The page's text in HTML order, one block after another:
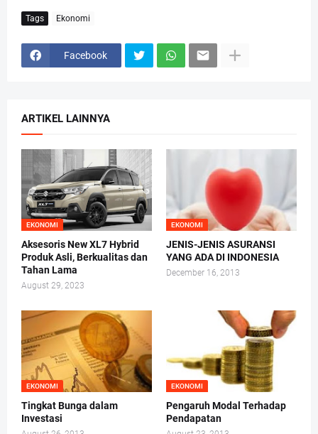
Tags Ekonomi
Facebook
ARTIKEL LAINNYA
EKONOMI
Aksesoris New XL7 Hybrid
Produk Asli, Berkualitas dan
Tahan Lama
August 29, 2023
EKONOMI
JENIS-JENIS ASURANSI
YANG ADA DI INDONESIA
December 16, 2013
EKONOMI
Tingkat Bunga dalam
Investasi
EKONOMI
Pengaruh Modal Terhadap
Pendapatan